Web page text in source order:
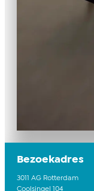
Bezoekadres
3011 AG Rotterdam
Coolsingel 104